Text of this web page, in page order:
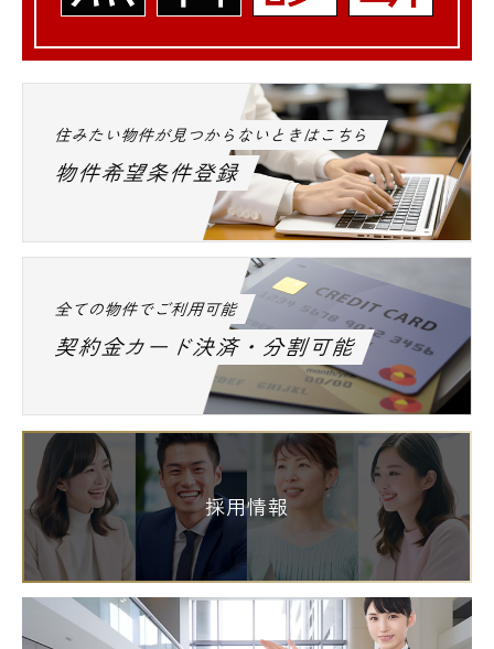
住みたい物件が見つからないときはこちら
物件希望条件登録
全ての物件でご利用可能
契約金カード決済・分割可能
採用情報